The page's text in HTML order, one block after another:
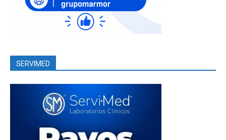
SERVIMED